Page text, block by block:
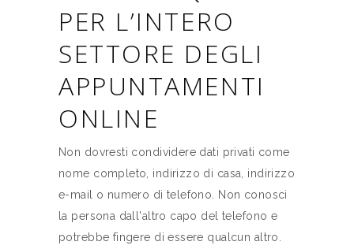
PER L’INTERO
SETTORE DEGLI
APPUNTAMENTI
ONLINE
Non dovresti condividere dati privati come
nome completo, indirizzo di casa, indirizzo
e-mail o numero di telefono. Non conosci
la persona dall'altro capo del telefono e
potrebbe fingere di essere qualcun altro.